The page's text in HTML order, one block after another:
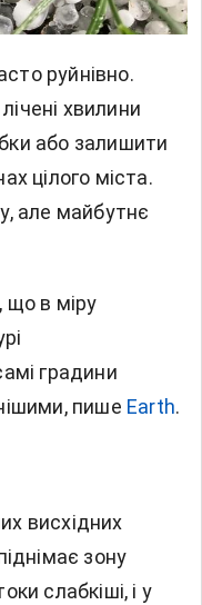
руйнівно.
хвилини
або залишити
цілого міста.
але майбутнє
що в міру
градини
пише Earth.
висхідних
зону
слабкіші, і у